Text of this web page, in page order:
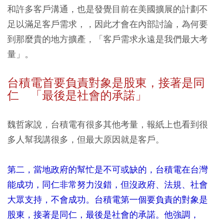
和許多客戶溝通，也是發覺目前在美國擴展的計劃不
足以滿足客戶需求，，因此才會在內部討論，為何要
到那麼貴的地方擴產，「客戶需求永遠是我們最大考
量」。
台積電首要負責對象是股東，接著是同
仁 「最後是社會的承諾」
魏哲家說，台積電有很多其他考量，報紙上也看到很
多人幫我講很多，但最大原因就是客戶。
第二，當地政府的幫忙是不可或缺的，台積電在台灣
能成功，同仁非常努力沒錯，但沒政府、法規、社會
大眾支持，不會成功。台積電第一個要負責的對象是
股東，接著是同仁，最後是社會的承諾。他強調，